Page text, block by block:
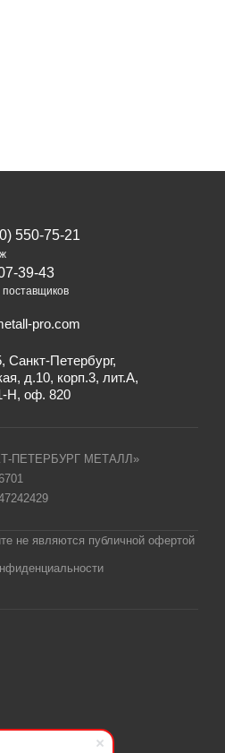
550-75-21
39-43
pro.com
Санкт-Петербург,
д.10, корп.3, лит.А,
Н, оф. 820
ПЕТЕРБУРГ МЕТАЛЛ»
не являются публичной офертой